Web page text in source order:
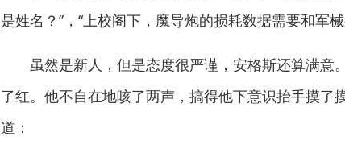
是姓名？”，“上校阁下，魔导炮的损耗数据需要和军
虽然是新人，但是态度很严谨，安格斯还算满意
了红。他不自在地咳了两声，搞得他下意识抬手摸
道：